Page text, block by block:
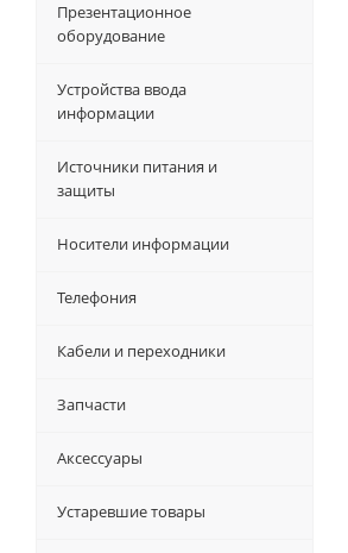
Презентационное
оборудование
Устройства ввода
информации
Источники питания и
защиты
Носители информации
Телефония
Кабели и переходники
Запчасти
Аксессуары
Устаревшие товары